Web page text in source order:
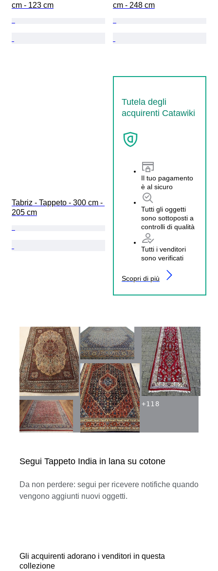
cm - 123 cm
cm - 248 cm
Tabriz - Tappeto - 300 cm -
205 cm
Tutela degli
acquirenti Catawiki
Il tuo pagamento
è al sicuro
Tutti gli oggetti
sono sottoposti a
controlli di qualità
Tutti i venditori
sono verificati
Scopri di più
Segui Tappeto India in lana su cotone
Da non perdere: segui per ricevere notifiche quando
vengono aggiunti nuovi oggetti.
+118
Gli acquirenti adorano i venditori in questa
collezione